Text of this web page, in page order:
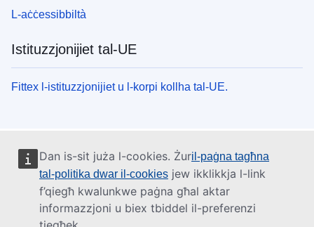
Dan is-sit juża l-cookies. Żuril-paġna tagħna
tal-politika dwar il-cookies jew ikklikkja l-link
f’qiegħ kwalunkwe paġna għal aktar
informazzjoni u biex tbiddel il-preferenzi
L-aċċessibbiltà
Istituzzjonijiet tal-UE
Fittex l-istituzzjonijiet u l-korpi kollha tal-UE.